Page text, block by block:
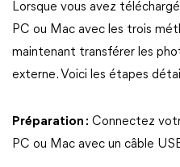
Lorsque vous avez
PC ou Mac avec les trois
maintenant transférer les
externe. Voici les étapes
Préparation : Connectez
PC ou Mac avec un câble